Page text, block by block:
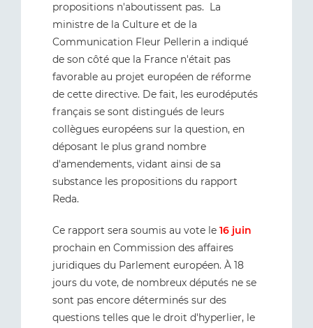
propositions n'aboutissent pas. La
ministre de la Culture et de la
Communication Fleur Pellerin a indiqué
de son côté que la France n'était pas
favorable au projet européen de réforme
de cette directive. De fait, les eurodéputés
français se sont distingués de leurs
collègues européens sur la question, en
déposant le plus grand nombre
d'amendements, vidant ainsi de sa
substance les propositions du rapport
Reda.
Ce rapport sera soumis au vote le 16 juin
prochain en Commission des affaires
juridiques du Parlement européen. À 18
jours du vote, de nombreux députés ne se
sont pas encore déterminés sur des
questions telles que le droit d'hyperlier, le